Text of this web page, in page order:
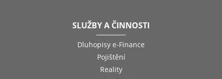
SLUŽBY A ČINNOSTI
Dluhopisy e-Finance
Pojištění
Reality